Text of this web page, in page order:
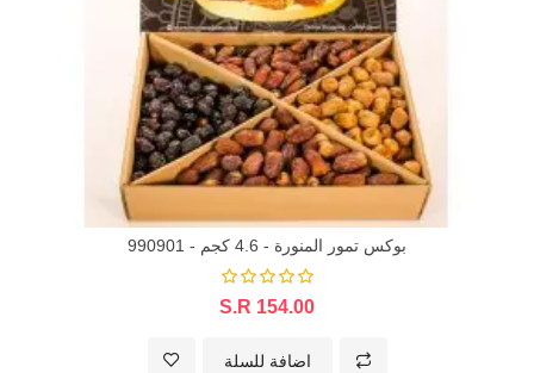
بوكس تمور المنورة - 4.6 كجم - 990901
S.R 154.00
اضافة للسلة